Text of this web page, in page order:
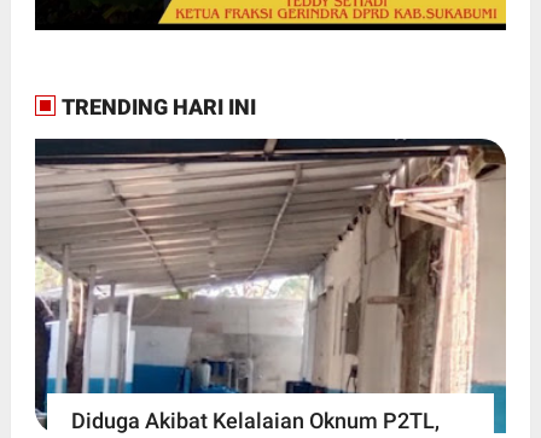
TRENDING HARI INI
Diduga Akibat Kelalaian Oknum P2TL,